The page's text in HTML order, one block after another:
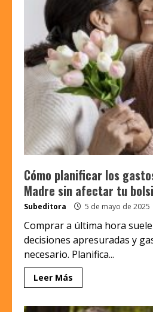
Cómo planificar los
Madre sin afectar tu
Subeditora 5 de mayo de 2025
Comprar a última hora
decisiones apresuradas y
necesario. Planifica...
Leer Más